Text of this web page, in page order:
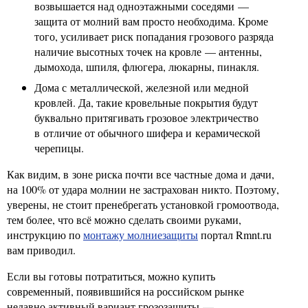
возвышается над одноэтажными соседями —
защита от молний вам просто необходима. Кроме
того, усиливает риск попадания грозового разряда
наличие высотных точек на кровле — антенны,
дымохода, шпиля, флюгера, люкарны, пинакля.
Дома с металлической, железной или медной
кровлей. Да, такие кровельные покрытия будут
буквально притягивать грозовое электричество
в отличие от обычного шифера и керамической
черепицы.
Как видим, в зоне риска почти все частные дома и дачи,
на 100% от удара молнии не застрахован никто. Поэтому,
уверены, не стоит пренебрегать установкой громоотвода,
тем более, что всё можно сделать своими руками,
инструкцию помонтажу молниезащитыпортал Rmnt.ru
вам приводил.
Если вы готовы потратиться, можно купить
современный, появившийся на российском рынке